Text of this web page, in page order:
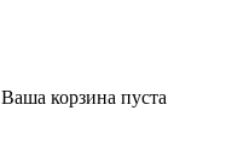
Ваша корзина пуста